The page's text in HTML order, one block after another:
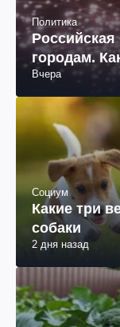
Политика
Российская
городам.
Вчера
Социум
Какие три
собаки
2 дня назад